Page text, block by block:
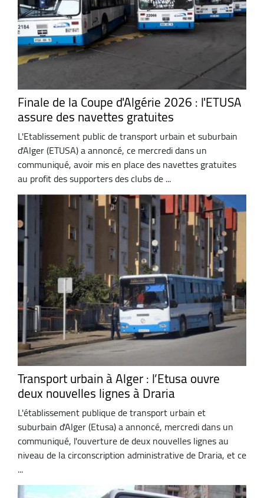
Finale de la Coupe d'Algérie 2026 : l'ETUSA
assure des navettes gratuites
L'Etablissement public de transport urbain et suburbain
d'Alger (ETUSA) a annoncé, ce mercredi dans un
communiqué, avoir mis en place des navettes gratuites
au profit des supporters des clubs de ...
Transport urbain à Alger : l’Etusa ouvre
deux nouvelles lignes à Draria
L'établissement publique de transport urbain et
suburbain d'Alger (Etusa) a annoncé, mercredi dans un
communiqué, l'ouverture de deux nouvelles lignes au
niveau de la circonscription administrative de Draria, et ce
...